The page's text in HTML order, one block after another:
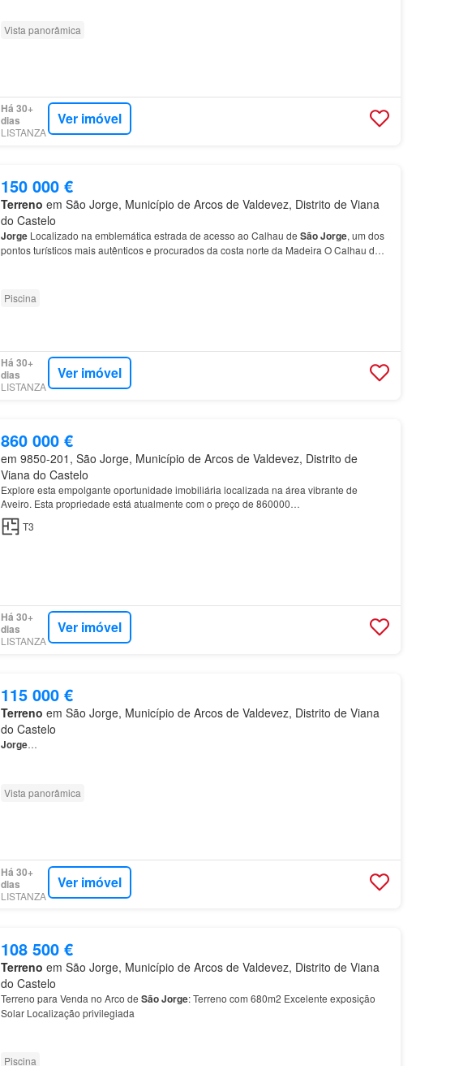
Vista panorâmica
Há 30+
dias
LISTANZA
Ver imóvel
150 000 €
Terreno em São Jorge, Município de Arcos de Valdevez, Distrito de Viana
do Castelo
JorgeLocalizado na emblemática estrada de acesso ao Calhau de SãoJorge, um dos
pontos turísticos mais autênticos e procurados da costa norte da Madeira O Calhau de
Piscina
Há 30+
dias
LISTANZA
Ver imóvel
860 000 €
em 9850-201, São Jorge, Município de Arcos de Valdevez, Distrito de
Viana do Castelo
Explore esta empolgante oportunidade imobiliária localizada na área vibrante de
Aveiro. Esta propriedade está atualmente com o preço de 860000…
T3
Há 30+
dias
LISTANZA
Ver imóvel
115 000 €
Terreno em São Jorge, Município de Arcos de Valdevez, Distrito de Viana
do Castelo
Jorge…
Vista panorâmica
Há 30+
dias
LISTANZA
Ver imóvel
108 500 €
Terreno em São Jorge, Município de Arcos de Valdevez, Distrito de Viana
do Castelo
Terreno para Venda no Arco de SãoJorge: Terreno com 680m2 Excelente exposição
Solar Localização privilegiada
Piscina